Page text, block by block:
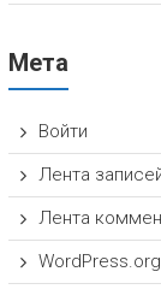
Мета
Войти
Лента
Лента
WordPress.org